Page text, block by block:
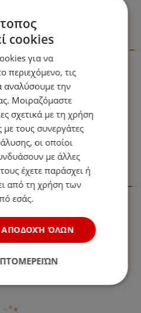
cookies
για να
περιεχόμενο, τις
αναλύσουμε την
Μοιραζόμαστε
σχετικά με τη χρήση
τους συνεργάτες
οι οποίοι
με άλλες
έχετε παράσχει ή
από τη χρήση των
εσάς.
ΑΠΟΔΟΧΉ ΌΛΩΝ